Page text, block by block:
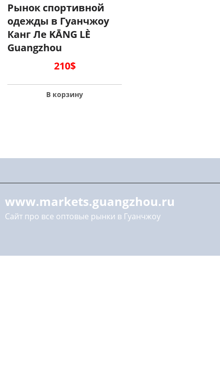
Рынок спортивной
одежды в Гуанчжоу
Канг Ле KĀNG LÈ
Guangzhou
210$
В корзину
www.markets.guangzhou.ru
Сайт про все оптовые рынки в Гуанчжоу